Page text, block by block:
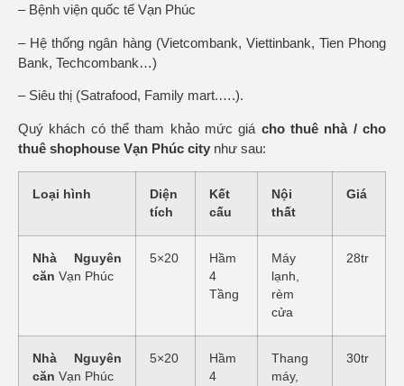
– Bệnh viện quốc tế Vạn Phúc
– Hệ thống ngân hàng (Vietcombank, Viettinbank, Tien Phong
Bank, Techcombank…)
– Siêu thị (Satrafood, Family mart.….).
Quý khách có thể tham khảo mức giá cho thuê nhà / cho
thuê shophouse Vạn Phúc city như sau:
Loại hình
Diện
tích
Kết
cấu
Nội
thất
Giá
Nhà Nguyên
căn Vạn Phúc
5×20
Hầm
4
Tầng
Máy
lạnh,
rèm
cửa
28tr
Nhà Nguyên
căn Vạn Phúc
5×20
Hầm
4
Thang
máy,
30tr